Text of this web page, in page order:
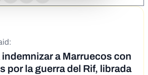
indemnizar a Marruecos con
por la guerra del Rif, librada